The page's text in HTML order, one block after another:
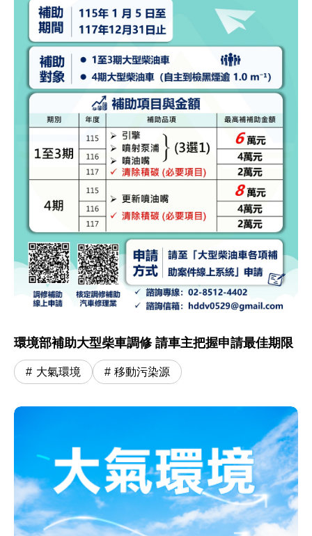
環境部補助大型柴車調修 請車主把握申請最佳期限
大氣環境 移動污染源